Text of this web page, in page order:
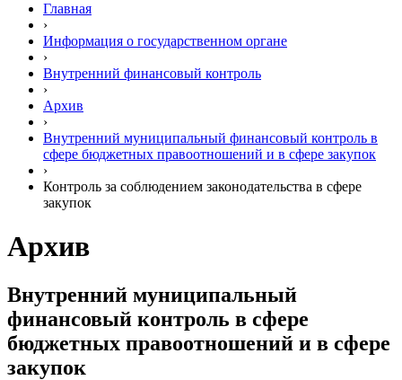
Главная
›
Информация о государственном органе
›
Внутренний финансовый контроль
›
Архив
›
Внутренний муниципальный финансовый контроль в
сфере бюджетных правоотношений и в сфере закупок
›
Контроль за соблюдением законодательства в сфере
закупок
Архив
Внутренний муниципальный
финансовый контроль в сфере
бюджетных правоотношений и в сфере
закупок